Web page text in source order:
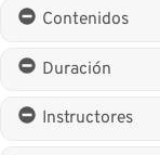
Contenidos
Duración
Instructores